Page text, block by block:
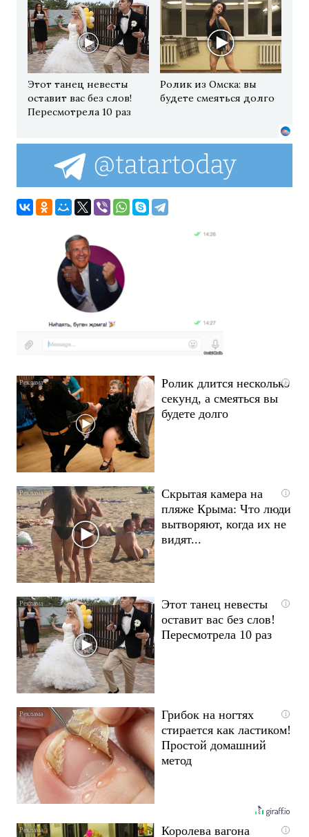
Этот танец невесты
оставит вас без слов!
Пересмотрела 10 раз
Ролик из Омска: вы
будете смеяться долго
i
Ролик длится несколько
секунд, а смеяться вы
будете долго
i
Скрытая камера на
пляже Крыма: Что люди
вытворяют, когда их не
видят...
i
Этот танец невесты
оставит вас без слов!
Пересмотрела 10 раз
i
Грибок на ногтях
стирается как ластиком!
Простой домашний
метод
i
Королева вагона